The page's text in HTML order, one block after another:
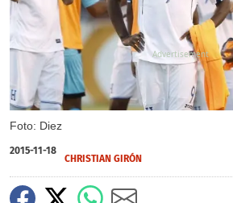
Foto: Diez
2015-11-18
CHRISTIAN GIRÓN